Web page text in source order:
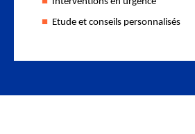
Etude et conseils personnalisés